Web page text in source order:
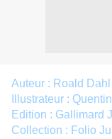
Auteur : Roald Dahl
Illustrateur :
Edition : Gallimard
Collection : Folio